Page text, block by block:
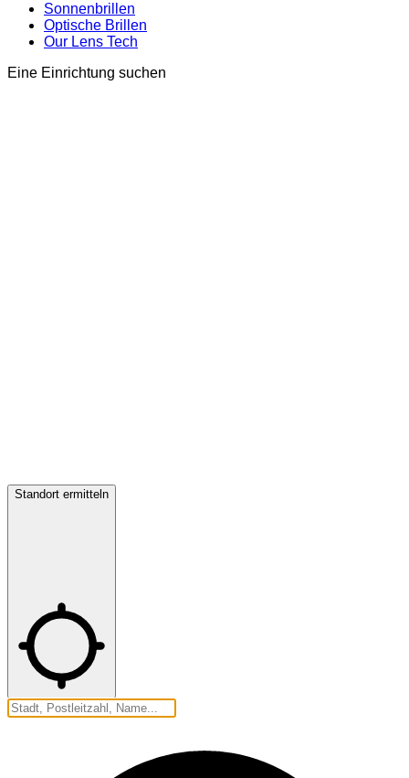
Sonnenbrillen
Optische Brillen
Our Lens Tech
Eine Einrichtung suchen
Standort ermitteln